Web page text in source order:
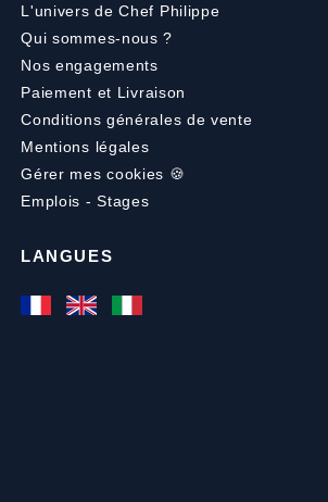
L'univers de Chef Philippe
Qui sommes-nous ?
Nos engagements
Paiement et Livraison
Conditions générales de vente
Mentions légales
Gérer mes cookies 🍪
Emplois - Stages
LANGUES